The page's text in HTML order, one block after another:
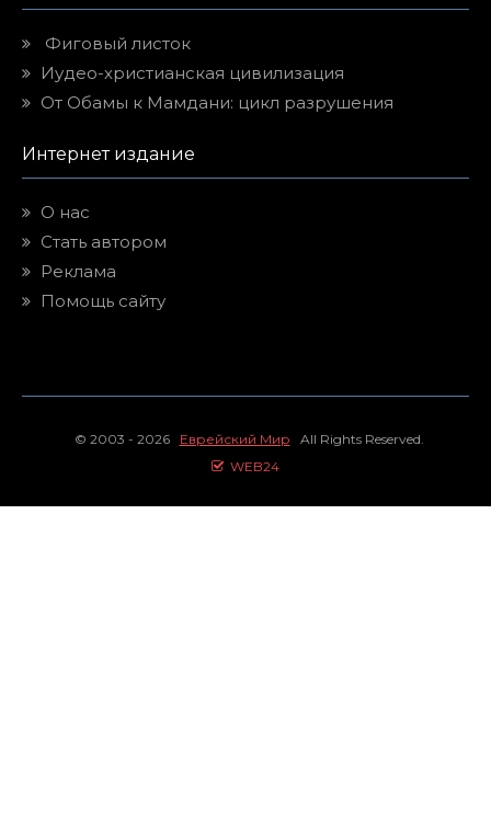
Фиговый листок
Иудео-христианская цивилизация
От Обамы к Мамдани: цикл разрушения
Интернет издание
О нас
Стать автором
Реклама
Помощь сайту
© 2003 - 2026 Еврейский Мир All Rights Reserved.
WEB24